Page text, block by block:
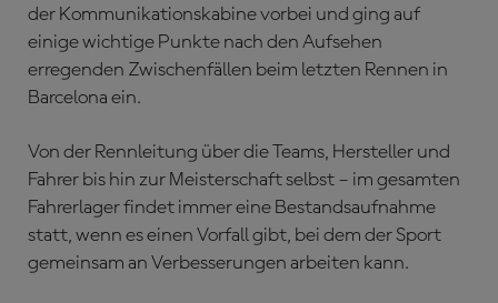
der Kommunikationskabine vorbei und ging auf
einige wichtige Punkte nach den Aufsehen
erregenden Zwischenfällen beim letzten Rennen in
Barcelona ein.
Von der Rennleitung über die Teams, Hersteller und
Fahrer bis hin zur Meisterschaft selbst – im gesamten
Fahrerlager findet immer eine Bestandsaufnahme
statt, wenn es einen Vorfall gibt, bei dem der Sport
gemeinsam an Verbesserungen arbeiten kann.